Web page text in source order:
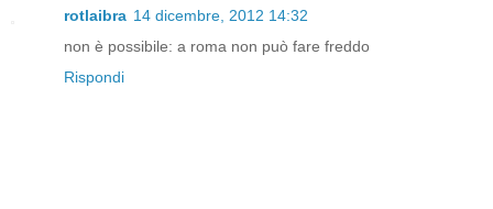
rotlaibra 14 dicembre, 2012 14:32
non è possibile: a roma non può fare freddo
Rispondi